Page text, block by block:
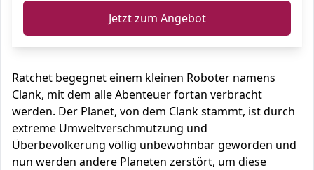
Jetzt zum Angebot
Ratchet begegnet einem kleinen Roboter namens
Clank, mit dem alle Abenteuer fortan verbracht
werden. Der Planet, von dem Clank stammt, ist durch
extreme Umweltverschmutzung und
Überbevölkerung völlig unbewohnbar geworden und
nun werden andere Planeten zerstört, um diese